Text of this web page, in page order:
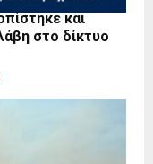
και
στο δίκτυο